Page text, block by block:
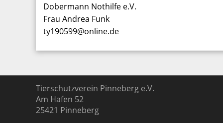
Dobermann Nothilfe e.V.
Frau Andrea Funk
ty190599@online.de
Tierschutzverein Pinneberg e.V.
Am Hafen 52
25421 Pinneberg